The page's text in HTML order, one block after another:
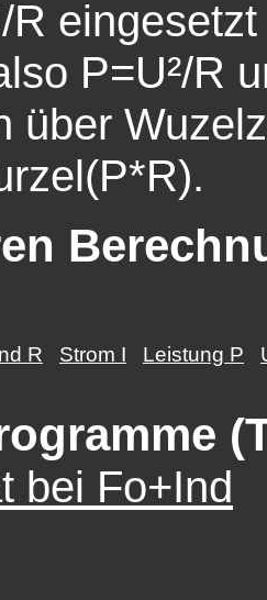
P=U²/R
über
R Strom I Leistung P
bei Fo+Ind